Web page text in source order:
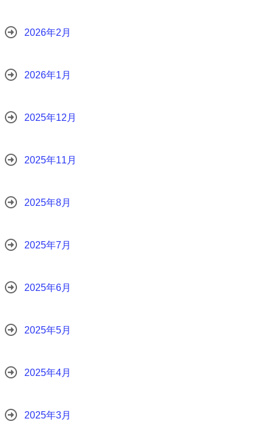
2026年2月
2026年1月
2025年12月
2025年11月
2025年8月
2025年7月
2025年6月
2025年5月
2025年4月
2025年3月